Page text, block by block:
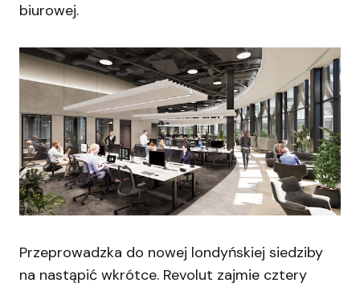
biurowej.
Przeprowadzka do nowej londyńskiej siedziby
na nastąpić wkrótce. Revolut zajmie cztery